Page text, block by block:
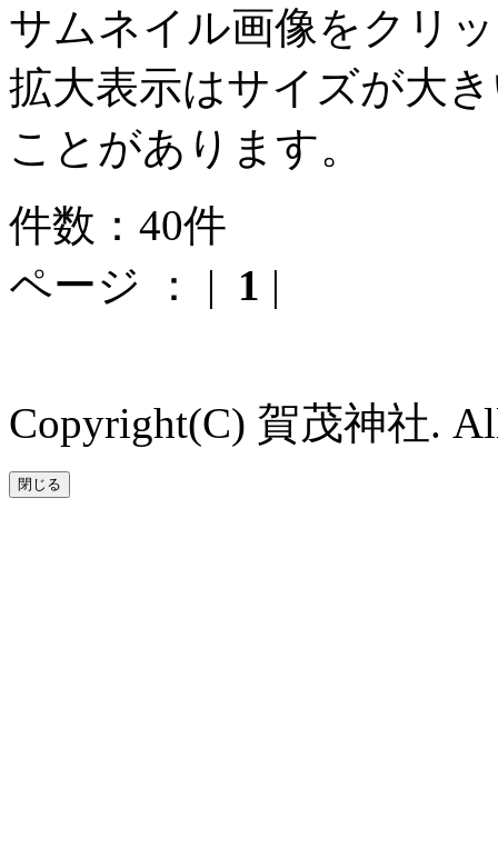
サムネイル画像をクリ
拡大表示はサイズが大
ことがあります。
件数：40件
ページ ： | 1 |
Copyright(C) 賀茂神社.